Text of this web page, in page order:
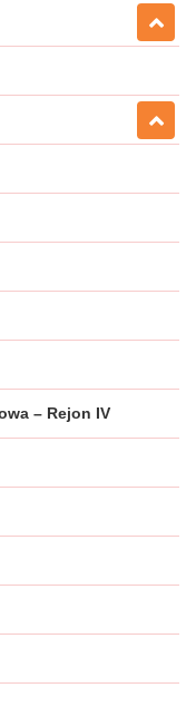
– Rejon IV